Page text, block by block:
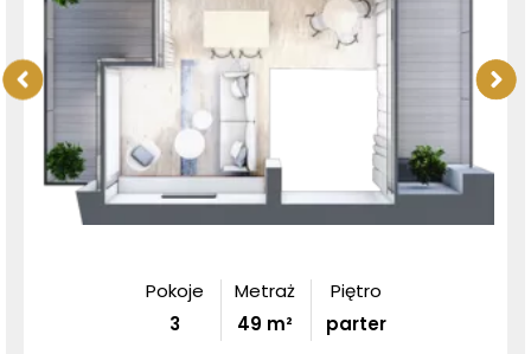
Pokoje
3
Metraż
49 m²
Piętro
parter